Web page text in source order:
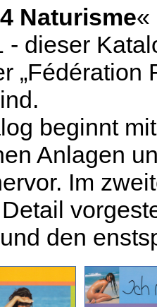
Naturisme«
- dieser
„Fédération
beginnt
Anlagen
Im
den